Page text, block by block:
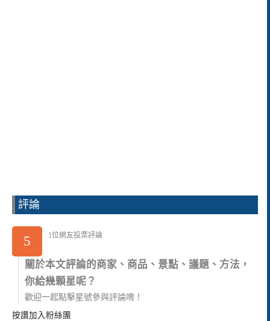
評論
5 1位網友投票評論
關於本文評論的商家、商品、景點、議題、方法，
你給幾顆星呢？
歡迎一起點擊星號參與評論唷！
按讚加入粉絲團